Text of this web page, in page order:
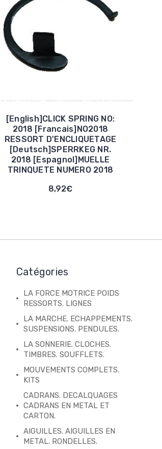
[English]CLICK SPRING NO:
2018 [Francais]NO2018
RESSORT D'ENCLIQUETAGE
[Deutsch]SPERRKEG NR.
2018 [Espagnol]MUELLE
TRINQUETE NUMERO 2018
8,92€
Catégories
LA FORCE MOTRICE POIDS
RESSORTS. LIGNES
LA MARCHE. ECHAPPEMENTS.
SUSPENSIONS. PENDULES.
LA SONNERIE. CLOCHES.
TIMBRES. SOUFFLETS.
MOUVEMENTS COMPLETS.
KITS
CADRANS. DECALQUAGES
CADRANS EN METAL ET
CARTON.
AIGUILLES. AIGUILLES EN
METAL. RONDELLES.